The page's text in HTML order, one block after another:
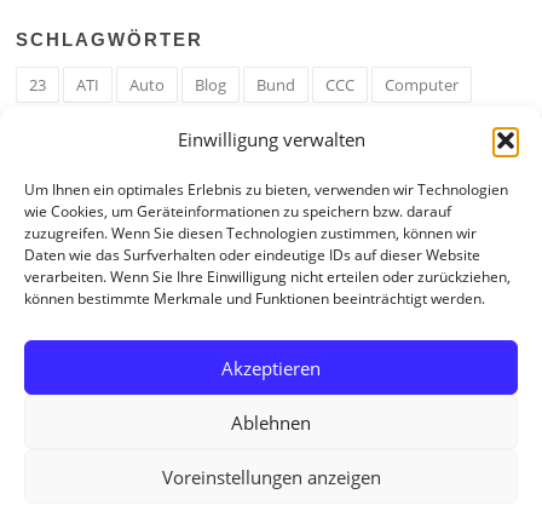
Einwilligung verwalten
Um Ihnen ein optimales Erlebnis zu bieten, verwenden wir Technologien
wie Cookies, um Geräteinformationen zu speichern bzw. darauf
zuzugreifen. Wenn Sie diesen Technologien zustimmen, können wir
Daten wie das Surfverhalten oder eindeutige IDs auf dieser Website
verarbeiten. Wenn Sie Ihre Einwilligung nicht erteilen oder zurückziehen,
können bestimmte Merkmale und Funktionen beeinträchtigt werden.
Akzeptieren
Ablehnen
Voreinstellungen anzeigen
SCHLAGWÖRTER
23 ATI Auto Blog Bund CCC
Computer
Google
Hack Hand HE ICE IE Internet
Krefeld
Liebe Linux u. Software Mail Mann
PHP
RAM
Regeln RZ Spam Spiel Ticker
USA
Video
Weblog Welt WWW Youtube Zahl
Copyright © 2026 Tagebuch eines Internetjunkies. All Rights Reserved.